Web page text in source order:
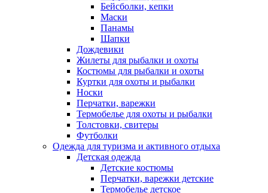
Бейсболки, кепки
Маски
Панамы
Шапки
Дождевики
Жилеты для рыбалки и охоты
Костюмы для рыбалки и охоты
Куртки для охоты и рыбалки
Носки
Перчатки, варежки
Термобелье для охоты и рыбалки
Толстовки, свитеры
Футболки
Одежда для туризма и активного отдыха
Детская одежда
Детские костюмы
Перчатки, варежки детские
Термобелье детское